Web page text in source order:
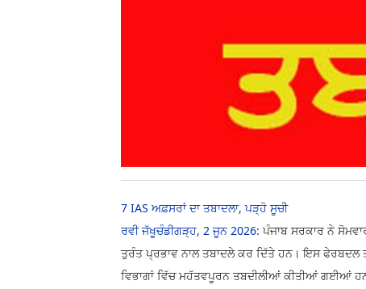
7 IAS ਅਫ਼ਸਰਾਂ ਦਾ ਤਬਾਦਲਾ, ਪੜ੍ਹੋ ਸੂਚੀ
ਰਵੀ ਜੱਖੂਚੰਡੀਗੜ੍ਹ, 2 ਜੂਨ 2026: ਪੰਜਾਬ ਸਰਕਾਰ ਨੇ
ਤੁਰੰਤ ਪ੍ਰਭਾਵ ਨਾਲ ਤਬਾਦਲੇ ਕਰ ਦਿੱਤੇ ਹਨ। ਇਸ ਫੇਰਬਦਲ
ਵਿਭਾਗਾਂ ਵਿੱਚ ਮਹੱਤਵਪੂਰਨ ਤਬਦੀਲੀਆਂ ਕੀਤੀਆਂ ਗਈਆਂ